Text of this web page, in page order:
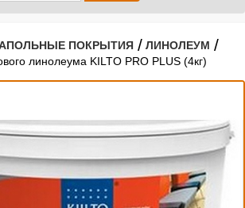
ПОКРЫТИЯ / ЛИНОЛЕУМ /
линолеума KILTO PRO PLUS (4кг)